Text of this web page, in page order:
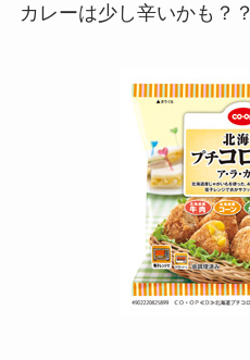
カレーは少し辛いかも？？